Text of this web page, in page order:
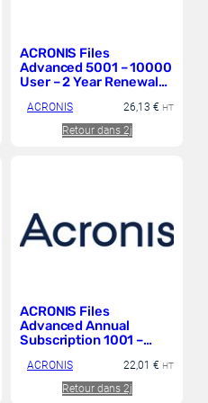
ACRONIS Files
Advanced 5001 – 10000
User – 2 Year Renewal
maximum allowed End
Users level 1
ACRONIS 26,13 € HT
Retour dans 2j
ACRONIS Files
Advanced Annual
Subscription 1001 –
user – 5000 maximum
allowed End Users –
AAP GESD level 1
ACRONIS 22,01 € HT
Retour dans 2j